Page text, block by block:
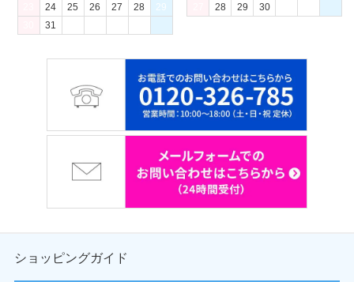
24 25 26 27 28
29
31
28 29 30
ショッピングガイド